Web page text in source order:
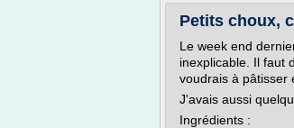
Petits choux,
Le week end
inexplicable. Il faut
voudrais à pâtisser
J'avais aussi
Ingrédients :